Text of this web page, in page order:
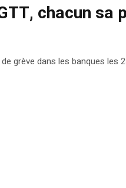
chacun sa
grève dans les banques les